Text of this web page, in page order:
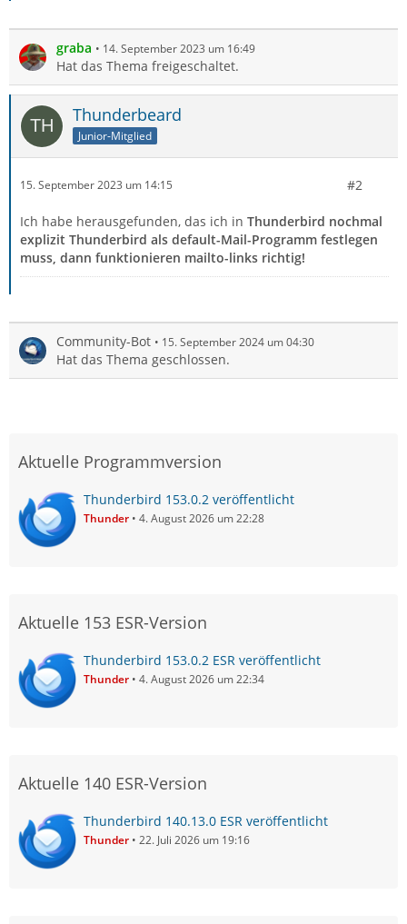
graba 14. September 2023 um 16:49
Hat das Thema freigeschaltet.
Thunderbeard
Junior-Mitglied
15. September 2023 um 14:15 #2
Ich habe herausgefunden, das ich in Thunderbird nochmal
explizit Thunderbird als default-Mail-Programm festlegen
muss, dann funktionieren mailto-links richtig!
Community-Bot 15. September 2024 um 04:30
Hat das Thema geschlossen.
Aktuelle Programmversion
Thunderbird 153.0.2 veröffentlicht
Thunder 4. August 2026 um 22:28
Aktuelle 153 ESR-Version
Thunderbird 153.0.2 ESR veröffentlicht
Thunder 4. August 2026 um 22:34
Aktuelle 140 ESR-Version
Thunderbird 140.13.0 ESR veröffentlicht
Thunder 22. Juli 2026 um 19:16